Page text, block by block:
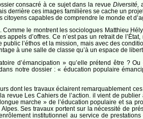
consacré à ce sujet dans la revue Diversité,
derrière ces images familières se cache un
capables de comprendre le monde et
le montrent les sociologues Matthieu
appels d’offres. Ce n’est pas un retrait de
l’éthos et la mission, mais avec des
à une salle de classe qu’à un espace de
d’émancipation » qu’elle prétend être ?
notre dossier : « éducation populaire
dont les travaux éclairent remarquablement
revue Les Cahiers de l’action. il vient de
marche » de l’éducation populaire et sa
Ses travaux portent sur la nécessité de
institutionnel au service de